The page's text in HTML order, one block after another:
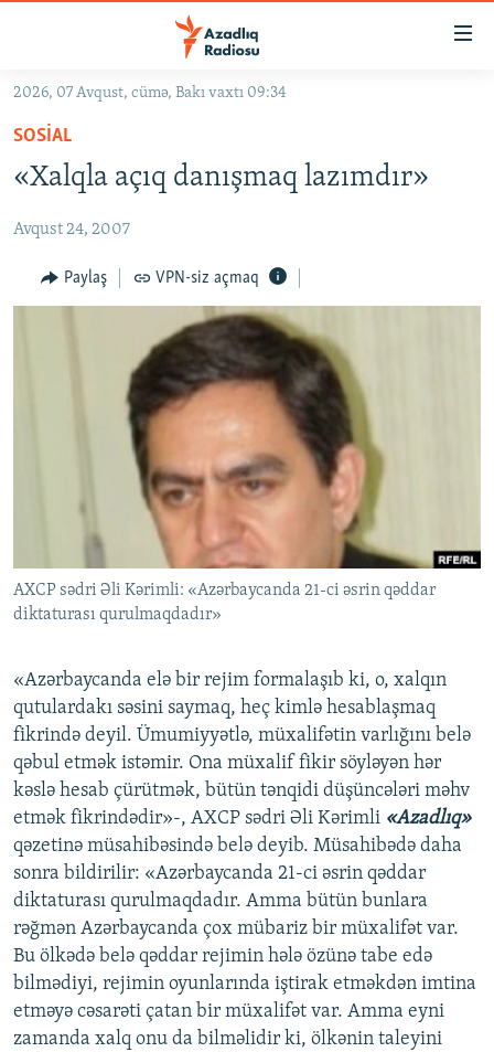
Əsas
qayıt
Əsas
naviqasiyaya
qayıt
GÜNDƏM
#İZAHLA
KORRUPSIOMETR
#ƏSLINDƏ
FƏRQƏ BAX
FOTOQALEREYA
İNFOQRAFIKA
AZƏRBAYCAN ƏDƏBIYYATI KITABXANASI
İSLAM VƏ DEMOKRATIYA
İZ - MƏDƏNIYYƏT PROQRAMI
MISSIYAMIZ
PEŞƏ ETIKASI VƏ JURNALISTIKA STANDARTLARIMIZ
MATERIALLARIMIZDAN ISTIFADƏ
BIZIMLƏ ƏLAQƏ
XƏBƏR BÜLLETENLƏRIMIZ
2026, 07 Avqust, cümə, Bakı vaxtı 09:34
SOSIAL
«Xalqla açıq danışmaq lazımdır»
Avqust 24, 2007
Paylaş VPN-siz açmaq
AXCP sədri Əli Kərimli: «Azərbaycanda 21-ci əsrin qəddar
diktaturası qurulmaqdadır»
«Azərbaycanda elə bir rejim formalaşıb ki, o, xalqın
qutulardakı səsini saymaq, heç kimlə hesablaşmaq
fikrində deyil. Ümumiyyətlə, müxalifətin varlığını belə
qəbul etmək istəmir. Ona müxalif fikir söyləyən hər
kəslə hesab çürütmək, bütün tənqidi düşüncələri məhv
etmək fikrindədir»-, AXCP sədri Əli Kərimli «Azadlıq»
qəzetinə müsahibəsində belə deyib. Müsahibədə daha
sonra bildirilir: «Azərbaycanda 21-ci əsrin qəddar
diktaturası qurulmaqdadır. Amma bütün bunlara
rəğmən Azərbaycanda çox mübariz bir müxalifət var.
Bu ölkədə belə qəddar rejimin hələ özünə tabe edə
bilmədiyi, rejimin oyunlarında iştirak etməkdən imtina
etməyə cəsarəti çatan bir müxalifət var. Amma eyni
zamanda xalq onu da bilməlidir ki, ölkənin taleyini